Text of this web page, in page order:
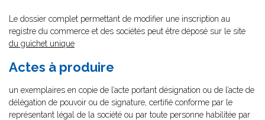
Le dossier complet permettant de modifier une inscription au
registre du commerce et des sociétés peut être déposé sur le site
du guichet unique
Actes à produire
un exemplaires en copie de l’acte portant désignation ou de l’acte de
délégation de pouvoir ou de signature, certifié conforme par le
représentant légal de la société ou par toute personne habilitée par